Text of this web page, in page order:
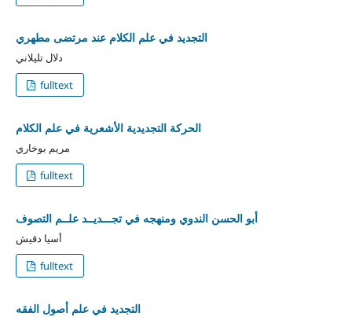
التجديد في علم الكلام عند مرتضى مطهري
دلال تليلاني
fulltext
الحركة التجديدية الأشعرية في علم الكلام
مريم بوخاري
fulltext
أبو الحسن الندوي ومنهجه في تجـــديــد علــم التصوف
أسيا دقيش
fulltext
التجديد في علم أصول الفقه